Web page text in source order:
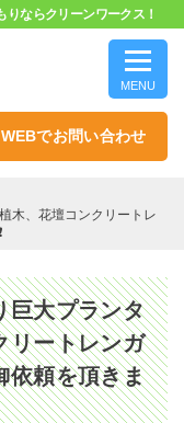
ならクリーンワークス！
MENU
WEBでお問い合わせ
木、花壇コンクリートレ
巨大プランタ
リートレンガ
依頼を頂きま